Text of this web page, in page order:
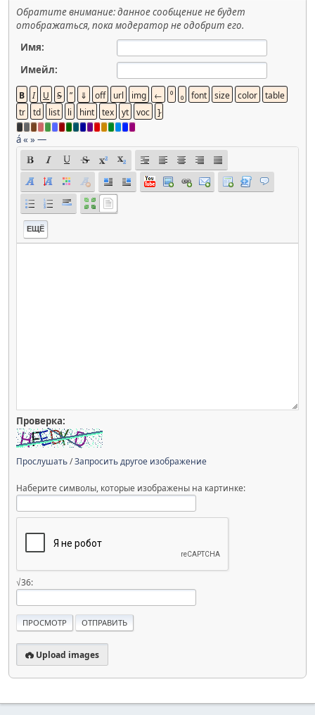
Обратите внимание: данное сообщение не будет
отображаться, пока модератор не одобрит его.
Имя:
Имейл:
á« »—
ЕЩЁ
Проверка:
Прослушать/Запросить другое изображение
Наберите символы, которые изображены на картинке:
√36:
Upload images